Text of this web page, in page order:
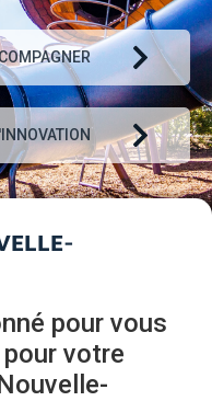
pour vous
votre